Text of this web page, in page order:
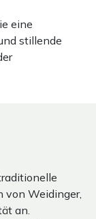
eine
stillende
von Weidinger,
an.